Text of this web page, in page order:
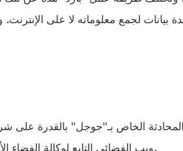
بيانات لجمع معلوماته لا على
الخاص بـ"جوجل" بالقدرة
ويب الفضائي التابع لوكالة الفضاء الأميركية (ناسا) لطفل يبلغ تسع سنوات.